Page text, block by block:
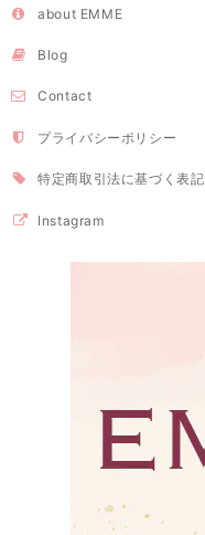
about EMME
Blog
Contact
プライバシーポリシー
特定商取引法に基づく表記
Instagram